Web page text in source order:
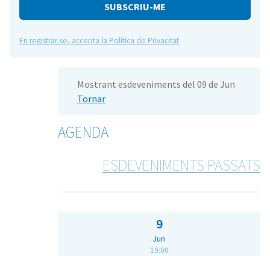
En registrar-se, accepta la Política de Privacitat
Mostrant esdeveniments del 09 de Jun
Tornar
AGENDA
ESDEVENIMENTS PASSATS
9
Jun
19:00